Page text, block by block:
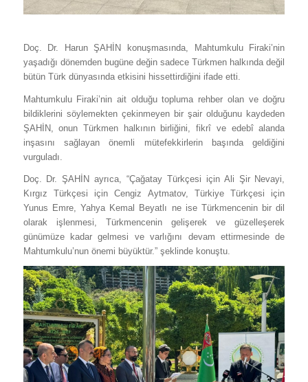
Doç. Dr. Harun ŞAHİN konuşmasında, Mahtumkulu Firaki’nin
yaşadığı dönemden bugüne değin sadece Türkmen halkında değil
bütün Türk dünyasında etkisini hissettirdiğini ifade etti.
Mahtumkulu Firaki’nin ait olduğu topluma rehber olan ve doğru
bildiklerini söylemekten çekinmeyen bir şair olduğunu kaydeden
ŞAHİN, onun Türkmen halkının birliğini, fikrî ve edebî alanda
inşasını sağlayan önemli mütefekkirlerin başında geldiğini
vurguladı.
Doç. Dr. ŞAHİN ayrıca, “Çağatay Türkçesi için Ali Şir Nevayi,
Kırgız Türkçesi için Cengiz Aytmatov, Türkiye Türkçesi için
Yunus Emre, Yahya Kemal Beyatlı ne ise Türkmencenin bir dil
olarak işlenmesi, Türkmencenin gelişerek ve güzelleşerek
günümüze kadar gelmesi ve varlığını devam ettirmesinde de
Mahtumkulu’nun önemi büyüktür.” şeklinde konuştu.